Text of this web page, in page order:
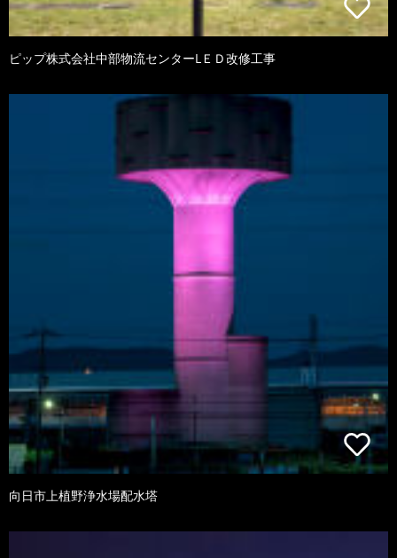
ピップ株式会社中部物流センターLＥＤ改修工事
向日市上植野浄水場配水塔